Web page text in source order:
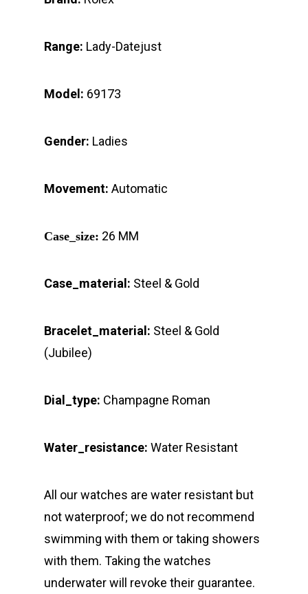
Range: Lady-Datejust
Model: 69173
Gender: Ladies
Movement: Automatic
Case_size: 26 MM
Case_material: Steel & Gold
Bracelet_material: Steel & Gold
(Jubilee)
Dial_type: Champagne Roman
Water_resistance: Water Resistant
All our watches are water resistant but
not waterproof; we do not recommend
swimming with them or taking showers
with them. Taking the watches
underwater will revoke their guarantee.